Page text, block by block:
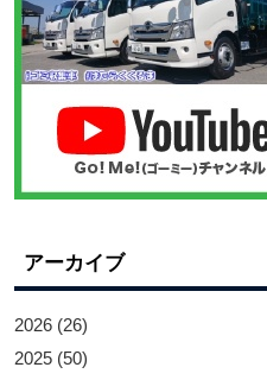
アーカイブ
2026 (26)
2025 (50)